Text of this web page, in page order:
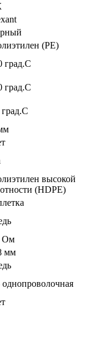
(PE)
град.C
град.C
высокой
(HDPE)
Ом
мм
однопроволочная